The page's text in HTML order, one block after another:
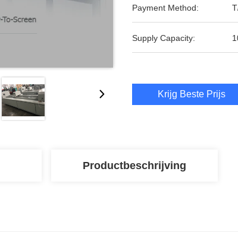
Payment Method:
Supply Capacity:
Krijg Beste Prijs
Productbeschrijving